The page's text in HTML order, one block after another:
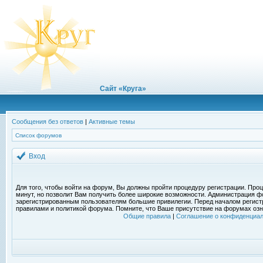
Сайт «Круга»
Сообщения без ответов | Активные темы
Список форумов
Вход
Для того, чтобы войти на форум, Вы должны пройти процедуру регистрации.
минут, но позволит Вам получить более широкие возможности. Администрация
зарегистрированным пользователям большие привилегии. Перед началом
правилами и политикой форума. Помните, что Ваше присутствие на форумах
Общие правила| Соглашение о